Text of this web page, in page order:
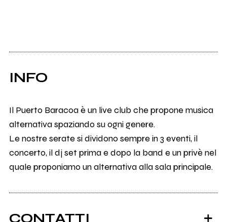
INFO
Il Puerto Baracoa è un live club che propone musica
alternativa spaziando su ogni genere.
Le nostre serate si dividono sempre in 3 eventi, il
concerto, il dj set prima e dopo la band e un privè nel
quale proponiamo un alternativa alla sala principale.
CONTATTI